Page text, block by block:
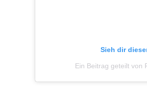
Sieh dir
Ein Beitrag geteilt von